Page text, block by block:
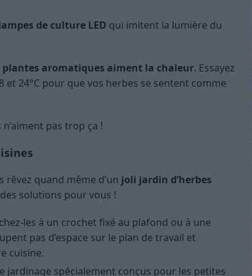
de culture LED qui imitent la lumière du
plantes aromatiques aiment la chaleur. Essayez
24°C pour que vos herbes se sentent comme
pas trop ça !
rêvez quand même d’un joli jardin d’herbes
solutions pour vous !
les à un crochet fixé au plafond ou à une
pas d’espace sur le plan de travail et
cuisine.
jardinage spécialement conçus pour les petites